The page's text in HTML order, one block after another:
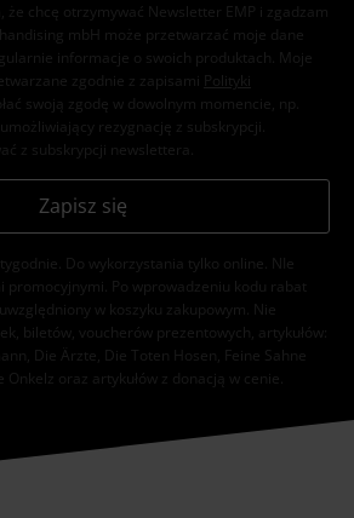
że chcę otrzymywać Newsletter EMP i zgadzam
mbH może przetwarzać moje dane
informacje o swoich produktach. Moje
zgodnie z zapisami
Polityki
swoją zgodę w dowolnym momencie, np.
rezygnację z subskrypcji.
z subskrypcji newslettera.
Zapisz się
Do wykorzystania tylko online. NIe
promocyjnymi. Po wprowadzeniu kodu rabat
w koszyku zakupowym. Nie
biletów, voucherów prezentowych, artykułów:
Die Ärzte, Die Toten Hosen, Feine Sahne
Onkelz oraz artykułów z donacją w cenie.